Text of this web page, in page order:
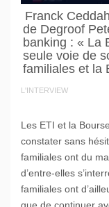
Franck
de Degroof
banking : « La
seule voie de
familiales et la
L'INTERVIEW
Les ETI et la
constater sans
familiales ont du
d’entre-elles
familiales ont
que de continuer